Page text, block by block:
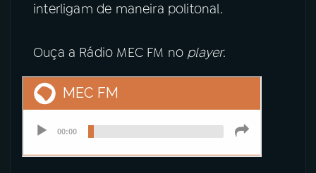
interligam de maneira politonal.
Ouça a Rádio MEC FM no player.